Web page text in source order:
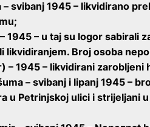
– svibanj 1945 – likvidirano
1945 – u taj su logor sabirali
likvidiranjem. Broj osoba
– 1945 – likvidirani zarobljeni
– svibanj i lipanj 1945 –
u Petrinjskoj ulici i strijeljani